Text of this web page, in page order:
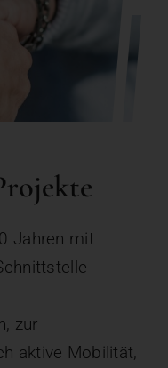
Jahren mit
zur
aktive Mobilität,